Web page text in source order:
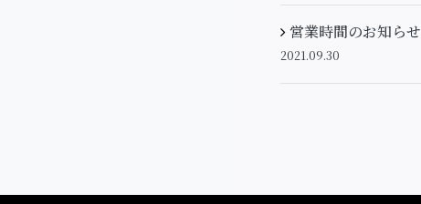
営業時間のお知らせ
2021.09.30